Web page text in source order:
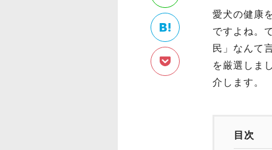
愛犬の健康
ですよね。
民」なんて
を厳選しま
介します。
目次